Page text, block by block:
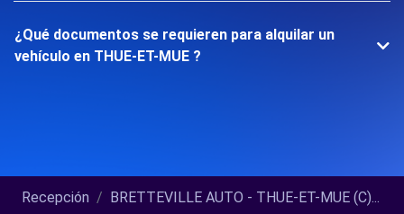
¿Qué documentos se requieren para alquilar un
vehículo en THUE-ET-MUE ?
Recepción BRETTEVILLE AUTO - THUE-ET-MUE (C)...